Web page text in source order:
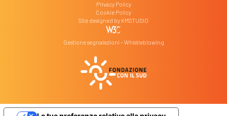
Privacy Policy
Cookie Policy
Site designed by KMSTUDIO
Gestione segnalazioni – Whistleblowing